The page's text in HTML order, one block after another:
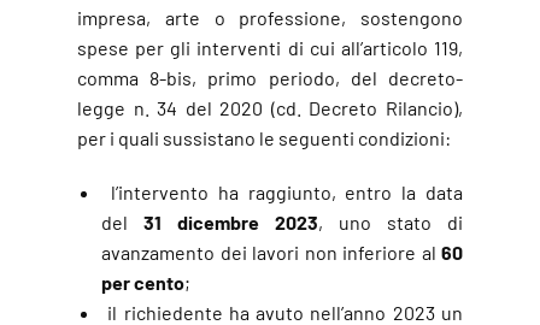
impresa, arte o professione, sostengono
spese per gli interventi di cui all’articolo 119,
comma 8-bis, primo periodo, del decreto-
legge n. 34 del 2020 (cd. Decreto Rilancio),
per i quali sussistano le seguenti condizioni:
l’intervento ha raggiunto, entro la data
del 31 dicembre 2023, uno stato di
avanzamento dei lavori non inferiore al 60
per cento;
il richiedente ha avuto nell’anno 2023 un